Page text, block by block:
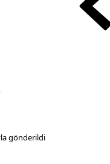
gönderildi